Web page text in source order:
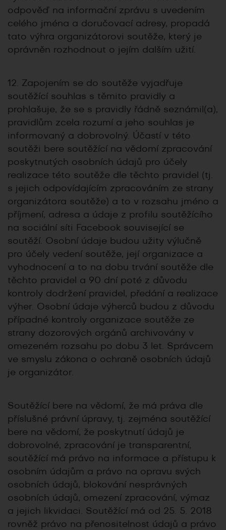
odpověď na informační zprávu s uvedením
celého jména a doručovací adresy, propadá
tato výhra organizátorovi soutěže, který je
oprávněn rozhodnout o jejím dalším užití.
12. Zapojením se do soutěže vyjadřuje
soutěžící souhlas s těmito pravidly a
prohlašuje, že se s pravidly řádně seznámil(a),
pravidlům zcela rozumí a jeho souhlas je
informovaný a dobrovolný. Účastí v této
soutěži bere soutěžící na vědomí zpracování
poskytnutých osobních údajů pro účely
realizace této soutěže dle těchto pravidel (tj.
s jejich odpovídajícím zpracováním ze strany
organizátora soutěže) a to v rozsahu jméno a
příjmení, adresa a údaje z profilu soutěžícího
na sociální síti Facebook související se
soutěží. Osobní údaje budou užity výlučně
pro účely vedení soutěže, její organizace a
vyhodnocení a to na dobu trvání soutěže dle
těchto pravidel a 90 dní poté z důvodu
kontroly dodržení pravidel, předání a realizace
výher. Osobní údaje výherců budou z důvodu
případné kontroly organizace soutěže ze
strany dozorových orgánů archivovány v
omezeném rozsahu po dobu 3 let. Správcem
ve smyslu zákona o ochraně osobních údajů
je organizátor.
Soutěžící bere na vědomí, že má práva dle
příslušné právní úpravy, tj. zejména soutěžící
bere na vědomí, že poskytnutí údajů je
dobrovolné, zpracování je transparentní,
soutěžící má právo na informace a přístupu k
osobním údajům a právo na opravu svých
osobních údajů, blokování nesprávných
osobních údajů, omezení zpracování, výmaz
a jejich likvidaci. Soutěžící má od 25. 5. 2018
rovněž právo na přenositelnost údajů a právo